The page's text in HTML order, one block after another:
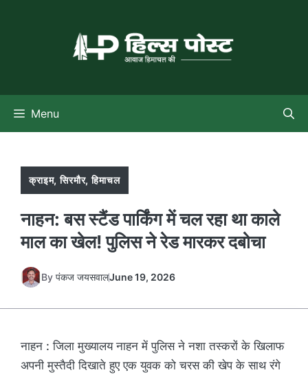
Menu
क्राइम,सिरमौर,हिमाचल
नाहन: बस स्टैंड पार्किंग में चल रहा था काले
माल का खेल! पुलिस ने रेड मारकर दबोचा
By पंकज जयसवालJune 19, 2026
नाहन : जिला मुख्यालय नाहन में पुलिस ने नशा तस्करों के खिलाफ
अपनी मुस्तैदी दिखाते हुए एक युवक को चरस की खेप के साथ रंगे